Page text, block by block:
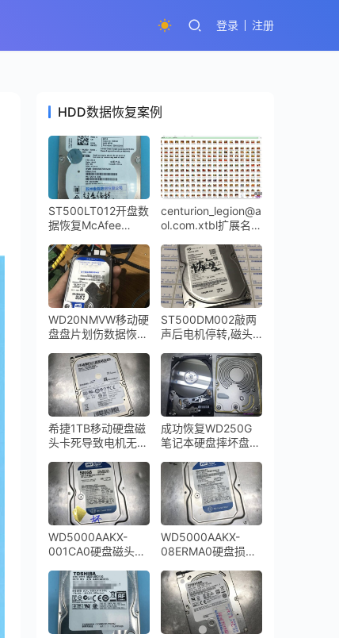
登录 注册
HDD数据恢复案例
ST500LT012开盘数
据恢复McAfee
盘加密数据恢复完美
成功
centurion_legion@a
ol.com.xtbl扩展名的
密
WD20NMVW移动硬
盘盘片划伤数据恢复
ST500DM002敲两
声后电机停转,磁头
功
希捷1TB移动硬盘磁
头卡死导致电机无法
开盘数据恢复成功
成功恢复WD250G
笔记本硬盘摔坏盘体
WD5000AAKX-
001CA0硬盘磁头损
WD5000AAKX-
08ERMA0硬盘损坏
复成功